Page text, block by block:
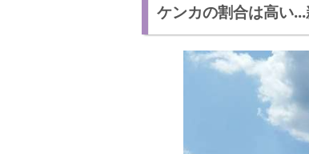
ケンカの割合は高い